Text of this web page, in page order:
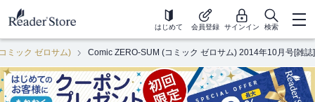
はじめて 会員登録 サインイン 検索
ミック ゼロサム) Comic ZERO-SUM (コミック ゼロサム) 2014年10月号[雑誌]